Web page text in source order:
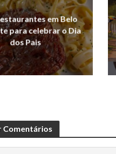
em Belo
para celebrar o Dia
dos Pais
Comentários